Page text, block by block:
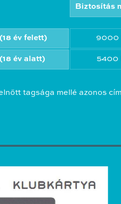
Biztosítás
év felett) 9000
év alatt) 5400
tagsága mellé azonos